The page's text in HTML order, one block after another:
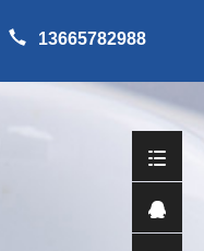
13665782988